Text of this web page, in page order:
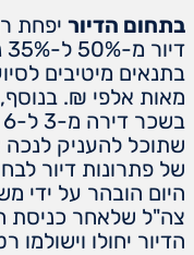
בתחום הדיור יפחת
בתנאים מיטיבים
מאות אלפי ₪.
שתוכל להעניק לנכה
של פתרונות דיור
היום הובהר על ידי
צה"ל שלאחר כניסת
הדיור יחולו